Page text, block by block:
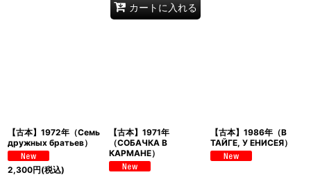
カートに入れる
【古本】1972年（Семь
дружных братьев）
2,300円(税込)
【古本】1971年
（СОБАЧКА В
КАРМАНЕ）
【古本】1986年（В
ТАЙГЕ, У ЕНИСЕЯ）